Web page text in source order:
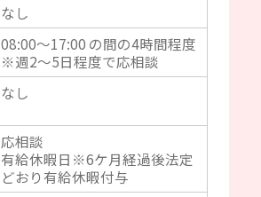
なし
08:00～17:00 の間の4時間程度
※週2～5日程度で応相談
なし
応相談
有給休暇日※6ケ月経過後法定
どおり有給休暇付与